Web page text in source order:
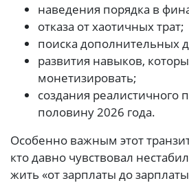
наведения порядка в
отказа от хаотичных трат;
поиска дополнительных
развития навыков,
монетизировать;
создания реалистичного
половину 2026 года.
Особенно важным этот
кто давно чувствовал
жить «от зарплаты до